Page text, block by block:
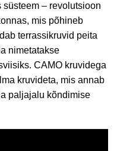
– revolutsioon
mis põhineb
terrassikruvid peita
nimetatakse
CAMO kruvidega
kruvideta, mis annab
paljajalu kõndimise